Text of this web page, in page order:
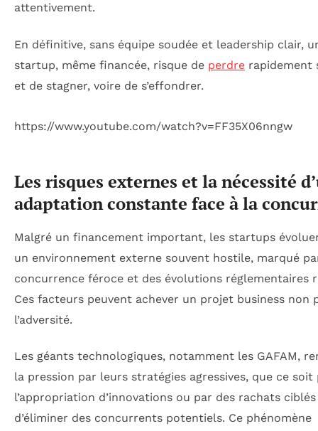
attentivement.
En définitive, sans équipe soudée et leadership clair,
startup, même financée, risque de perdre rapidement
et de stagner, voire de s’effondrer.
https://www.youtube.com/watch?v=FF35X06nngw
Les risques externes et la nécessité
adaptation constante face à la
Malgré un financement important, les startups
un environnement externe souvent hostile, marqué
concurrence féroce et des évolutions réglementaires
Ces facteurs peuvent achever un projet business non
l’adversité.
Les géants technologiques, notamment les GAFAM,
la pression par leurs stratégies agressives, que ce soit
l’appropriation d’innovations ou par des rachats
d’éliminer des concurrents potentiels. Ce phénomène